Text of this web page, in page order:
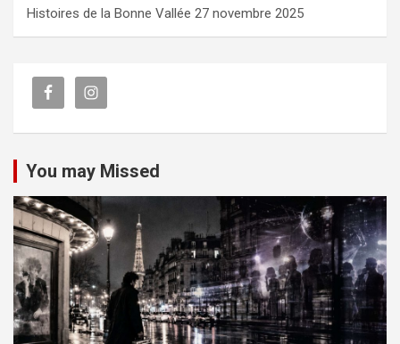
Histoires de la Bonne Vallée 27 novembre 2025
You may Missed